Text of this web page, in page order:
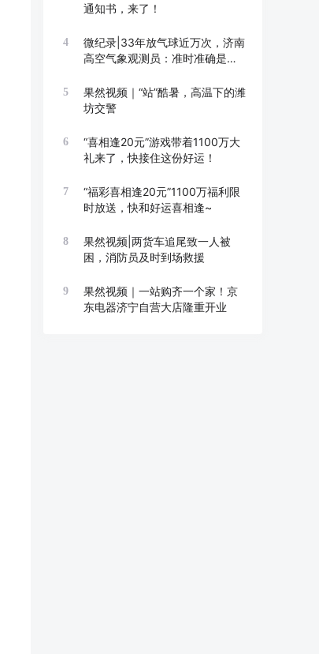
通知书，来了！
4
微纪录|33年放气球近万次，济南
高空气象观测员：准时准确是底
5
果然视频｜“站”酷暑，高温下的潍
坊交警
6
“喜相逢20元”游戏带着1100万大
礼来了，快接住这份好运！
7
“福彩喜相逢20元”1100万福利限
时放送，快和好运喜相逢~
8
果然视频|两货车追尾致一人被
困，消防员及时到场救援
9
果然视频｜一站购齐一个家！京
东电器济宁自营大店隆重开业